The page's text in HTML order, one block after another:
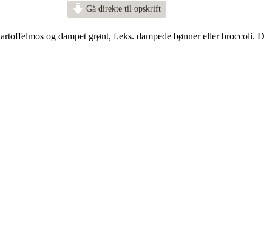
Gå direkte til opskrift
og dampet grønt, f.eks. dampede bønner eller broccoli.